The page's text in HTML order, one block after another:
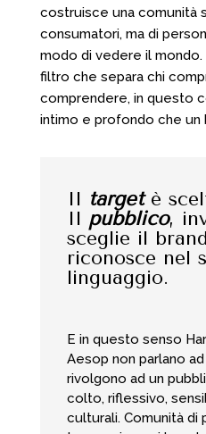
costruisce una comunità
consumatori, ma di
modo di vedere il
filtro che separa chi
comprendere, in questo
intimo e profondo che un
Il targetè
Il pubblico,
sceglie il
riconosce nel
linguaggio.
E in questo senso
Aesop non parlano
rivolgono ad un
colto, riflessivo,
culturali. Comunità di